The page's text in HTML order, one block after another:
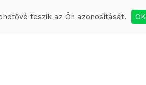
teszik az Ön azonosítását. OK